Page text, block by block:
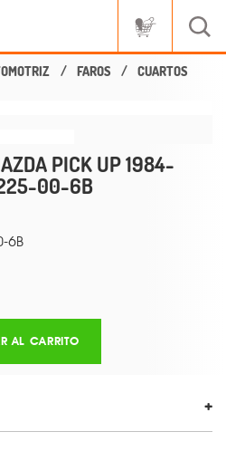
FAROS CUARTOS
PICK UP 1984-
00-6B
6B
AL CARRITO